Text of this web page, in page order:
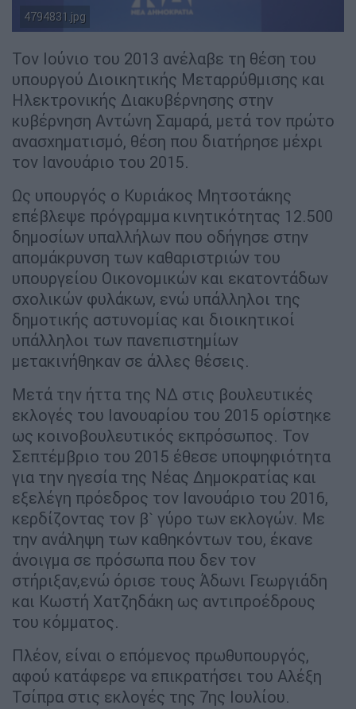
4794831.jpg
Τον Ιούνιο του 2013 ανέλαβε τη θέση του
υπουργού Διοικητικής Μεταρρύθμισης και
Ηλεκτρονικής Διακυβέρνησης στην
κυβέρνηση Αντώνη Σαμαρά, μετά τον πρώτο
ανασχηματισμό, θέση που διατήρησε μέχρι
τον Ιανουάριο του 2015.
Ως υπουργός ο Κυριάκος Μητσοτάκης
επέβλεψε πρόγραμμα κινητικότητας 12.500
δημοσίων υπαλλήλων που οδήγησε στην
απομάκρυνση των καθαριστριών του
υπουργείου Οικονομικών και εκατοντάδων
σχολικών φυλάκων, ενώ υπάλληλοι της
δημοτικής αστυνομίας και διοικητικοί
υπάλληλοι των πανεπιστημίων
μετακινήθηκαν σε άλλες θέσεις.
Μετά την ήττα της ΝΔ στις βουλευτικές
εκλογές του Ιανουαρίου του 2015 ορίστηκε
ως κοινοβουλευτικός εκπρόσωπος. Τον
Σεπτέμβριο του 2015 έθεσε υποψηφιότητα
για την ηγεσία της Νέας Δημοκρατίας και
εξελέγη πρόεδρος τον Ιανουάριο του 2016,
κερδίζοντας τον β` γύρο των εκλογών. Με
την ανάληψη των καθηκόντων του, έκανε
άνοιγμα σε πρόσωπα που δεν τον
στήριξαν,ενώ όρισε τους Άδωνι Γεωργιάδη
και Κωστή Χατζηδάκη ως αντιπροέδρους
του κόμματος.
Πλέον, είναι ο επόμενος πρωθυπουργός,
αφού κατάφερε να επικρατήσει του Αλέξη
Τσίπρα στις εκλογές της 7ης Ιουλίου.